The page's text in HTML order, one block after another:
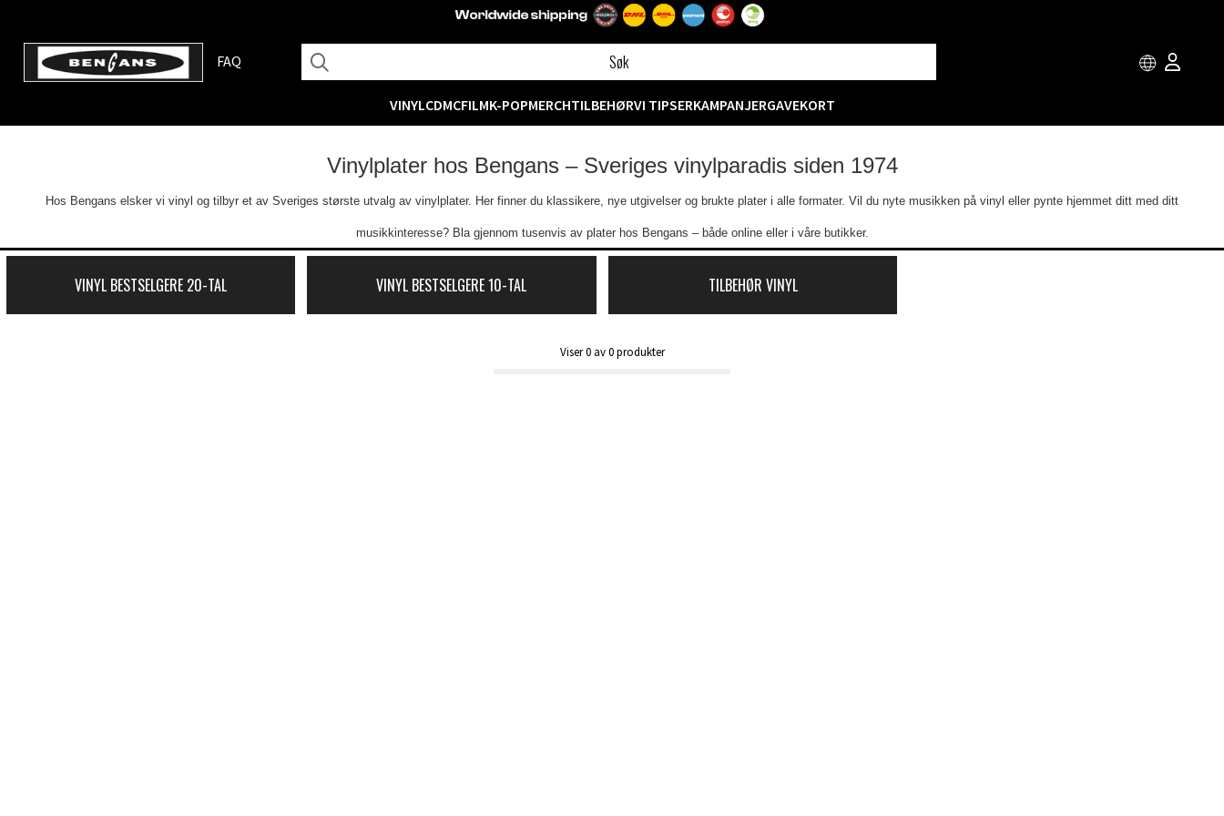
FAQ
VINYLCDMCFILMK-POPMERCHTILBEHØRVI TIPSERKAMPANJERGAVEKORT
Vinylplater hos Bengans – Sveriges vinylparadis siden 1974
Hos Bengans elsker vi vinyl og tilbyr et av Sveriges største utvalg av vinylplater. Her finner du klassikere, nye utgivelser og brukte plater i alle formater. Vil du nyte musikken på vinyl eller pynte hjemmet ditt med ditt
musikkinteresse? Bla gjennom tusenvis av plater hos Bengans – både online eller i våre butikker.
VINYL BESTSELGERE 20-TAL VINYL BESTSELGERE 10-TAL TILBEHØR VINYL
Viser0av0produkter